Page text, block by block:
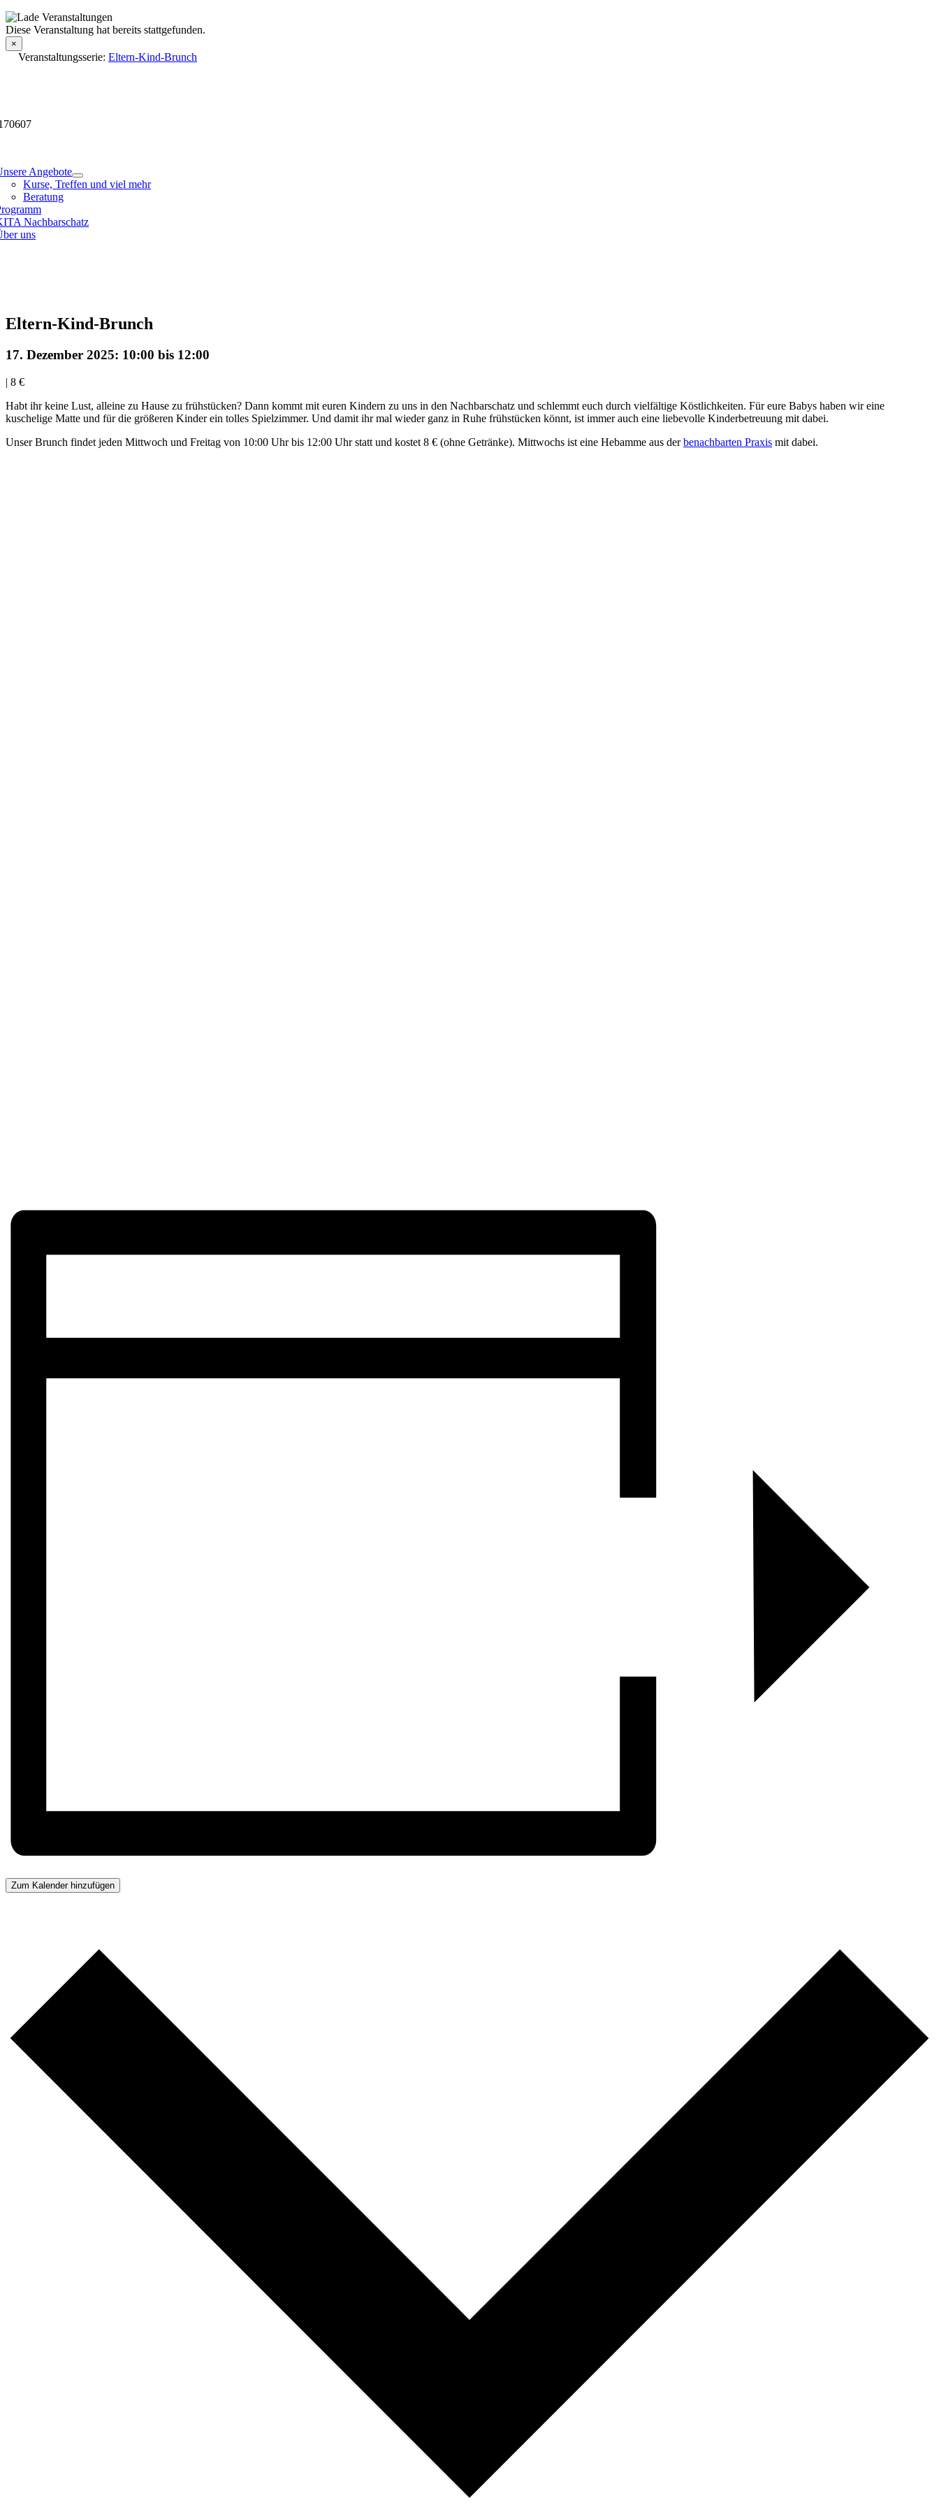
Skip
to
content
Angebote
Kurse, Treffen und viel mehr
Beratung
Nachbarschatz
uns
Veranstaltungsdetails
Diese Veranstaltung hat bereits stattgefunden.
×
Veranstaltungsserie: Eltern-Kind-Brunch
Eltern-Kind-Brunch
17. Dezember 2025: 10:00 bis 12:00
| 8 €
Habt ihr keine Lust, alleine zu Hause zu frühstücken? Dann kommt mit euren Kindern zu uns in den Nachbarschatz und schlemmt euch durch vielfältige Köstlichkeiten. Für eure Babys haben wir eine
kuschelige Matte und für die größeren Kinder ein tolles Spielzimmer. Und damit ihr mal wieder ganz in Ruhe frühstücken könnt, ist immer auch eine liebevolle Kinderbetreuung mit dabei.
Unser Brunch findet jeden Mittwoch und Freitag von 10:00 Uhr bis 12:00 Uhr statt und kostet 8 € (ohne Getränke). Mittwochs ist eine Hebamme aus derbenachbarten Praxis mit dabei.
Zum Kalender hinzufügen